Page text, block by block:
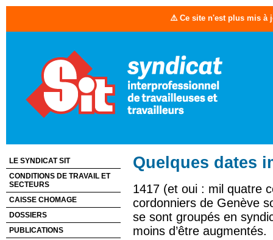
⚠️ Ce site n'est plus mis à
Quelques dates
1417 (et oui : mil quatre
cordonniers de Genève
se sont groupés en
moins d’être augmentés.
LE SYNDICAT SIT
CONDITIONS DE TRAVAIL ET
SECTEURS
CAISSE CHOMAGE
DOSSIERS
PUBLICATIONS